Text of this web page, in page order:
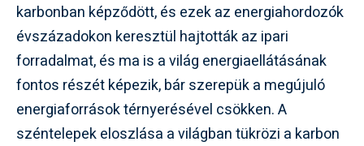
karbonban képződött, és ezek az energiahordozók
évszázadokon keresztül hajtották az ipari
forradalmat, és ma is a világ energiaellátásának
fontos részét képezik, bár szerepük a megújuló
energiaforrások térnyerésével csökken. A
széntelepek eloszlása a világban tükrözi a karbon